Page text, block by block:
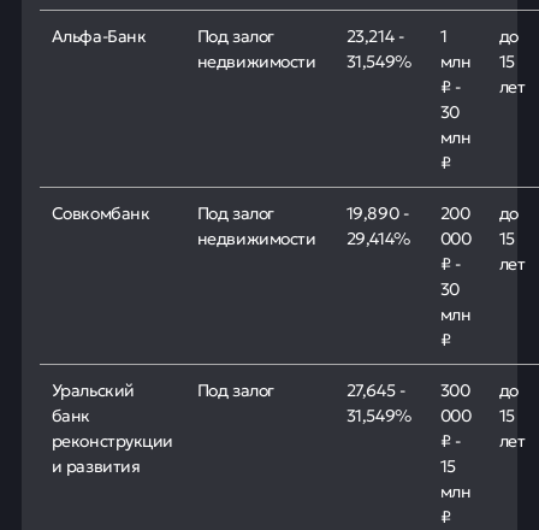
Альфа-Банк
Под залог
недвижимости
23,214 -
31,549%
1
млн
₽ -
30
млн
₽
до
15
лет
Совкомбанк
Под залог
недвижимости
19,890 -
29,414%
200
000
₽ -
30
млн
₽
до
15
лет
Уральский
банк
реконструкции
и развития
Под залог
27,645 -
31,549%
300
000
₽ -
15
млн
₽
до
15
лет